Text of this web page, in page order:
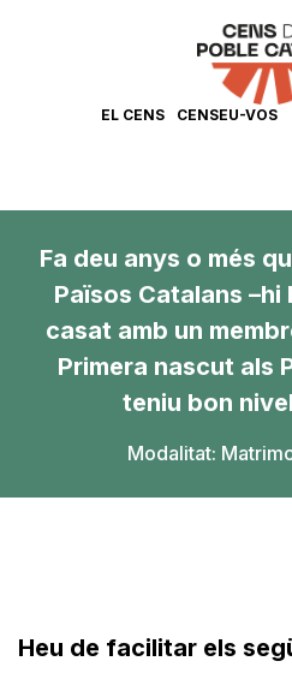
EL CENS CENSEU-VOS
Fa deu anys o més
Països Catalans –hi
casat amb un
Primera nascut als
teniu bon
Modalitat:
Heu de facilitar els